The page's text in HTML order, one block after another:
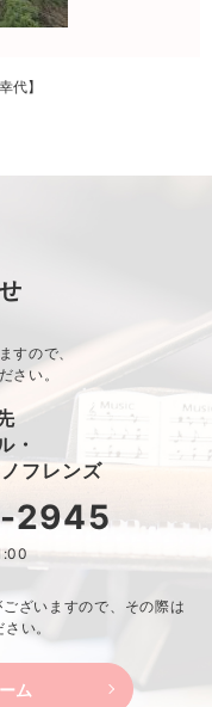
代】
すので、
さい。
・
フレンズ
2945
ざいますので、 その際は
い。
ム